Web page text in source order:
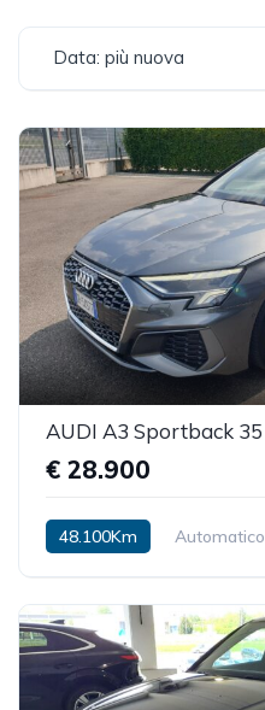
Data: più nuova
€ 28.900
48.100Km Automatico